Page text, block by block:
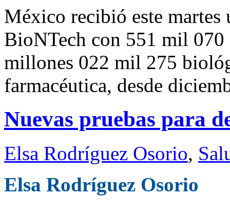
México recibió este martes
BioNTech con 551 mil
millones 022 mil 275
farmacéutica, desde
Nuevas pruebas para
Elsa Rodríguez Osorio,
Elsa Rodríguez Osorio